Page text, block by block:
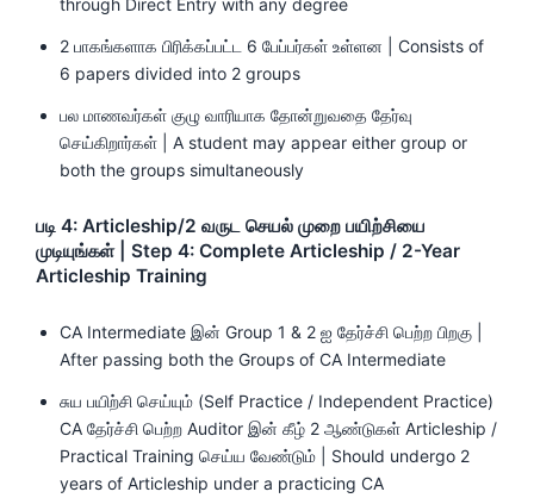
through Direct Entry with any degree
2 பாகங்களாக பிரிக்கப்பட்ட 6 பேப்பர்கள் உள்ளன | Consists of
6 papers divided into 2 groups
பல மாணவர்கள் குழு வாரியாக தோன்றுவதை தேர்வு
செய்கிறார்கள் | A student may appear either group or
both the groups simultaneously
படி 4: Articleship/2 வருட செயல் முறை பயிற்சியை
முடியுங்கள் | Step 4: Complete Articleship / 2-Year
Articleship Training
CA Intermediate இன் Group 1 & 2 ஐ தேர்ச்சி பெற்ற பிறகு |
After passing both the Groups of CA Intermediate
சுய பயிற்சி செய்யும் (Self Practice / Independent Practice)
CA தேர்ச்சி பெற்ற Auditor இன் கீழ் 2 ஆண்டுகள் Articleship /
Practical Training செய்ய வேண்டும் | Should undergo 2
years of Articleship under a practicing CA